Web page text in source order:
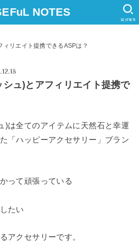
NOTES
SEARCH
リエイト提携できるASPは？
ュ)とアフィリエイト提携で
)は全てのアイテムに天然石と幸運
「ハッピーアクセサリー」ブラン
って頑張っている
たい
アクセサリーです。